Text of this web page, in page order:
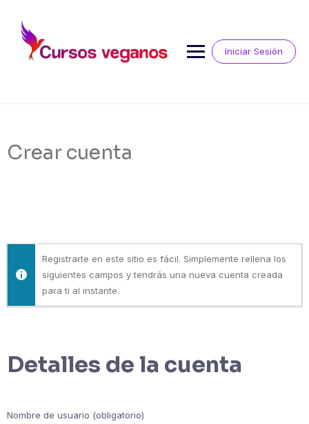
contenido
Iniciar Sesión
Crear cuenta
Registrarte en este sitio es fácil. Simplemente rellena los
siguientes campos y tendrás una nueva cuenta creada
para ti al instante.
Detalles de la cuenta
Nombre de usuario (obligatorio)